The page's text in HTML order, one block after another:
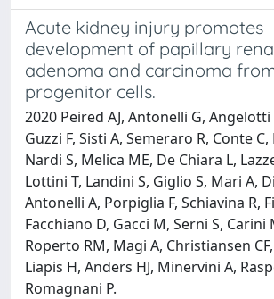
Acute kidney injury promotes
development of papillary
adenoma and carcinoma
progenitor cells.
2020 Peired AJ, Antonelli G,
Guzzi F, Sisti A, Semeraro R, Conte
Nardi S, Melica ME, De Chiara L,
Lottini T, Landini S, Giglio S, Mari A,
Antonelli A, Porpiglia F, Schiavina R,
Facchiano D, Gacci M, Serni S, Carini
Roperto RM, Magi A, Christiansen
Liapis H, Anders HJ, Minervini A,
Romagnani P.